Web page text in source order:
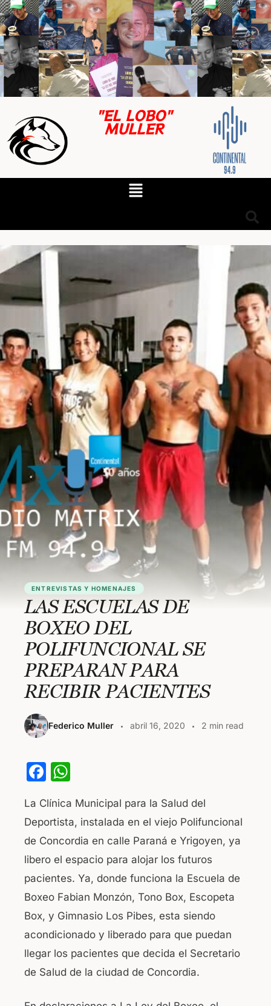
"EL LOBO"
MULLER
ENTREVISTAS Y HOMENAJES
LAS ESCUELAS DE
BOXEO DEL
POLIFUNCIONAL SE
PREPARAN PARA
RECIBIR PACIENTES
Federico Muller abril 16, 2020 2 min read
F
c
e
b
o
o
k
at
s
A
p
p
La Clínica Municipal para la Salud del
Deportista, instalada en el viejo Polifuncional
de Concordia en calle Paraná e Yrigoyen, ya
libero el espacio para alojar los futuros
pacientes. Ya, donde funciona la Escuela de
Boxeo Fabian Monzón, Tono Box, Escopeta
Box, y Gimnasio Los Pibes, esta siendo
acondicionado y liberado para que puedan
llegar los pacientes que decida el Secretario
de Salud de la ciudad de Concordia.